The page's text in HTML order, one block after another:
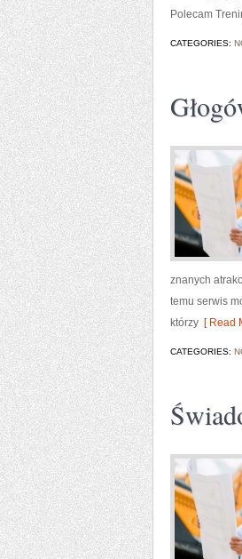
Polecam
CATEGORIES:
znanych
temu serwis
którzy [ Read
CATEGORIES: